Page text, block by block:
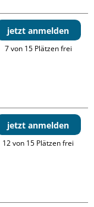
jetzt anmelden
7 von 15 Plätzen frei
jetzt anmelden
12 von 15 Plätzen frei